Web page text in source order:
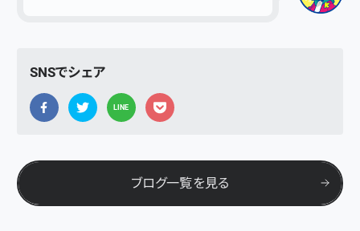
SNSでシェア
LINE
ブログ一覧を見る